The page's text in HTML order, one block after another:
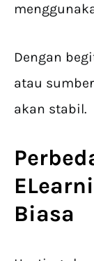
Dengan
atau
akan stabil.
Biasa